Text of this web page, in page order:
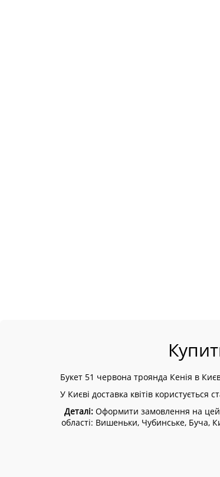
Букет 51 червона троянда Кенія в
У Києві доставка квітів
Деталі:Оформити замовлення на цей
області: Вишеньки, Чубинське, Буча,